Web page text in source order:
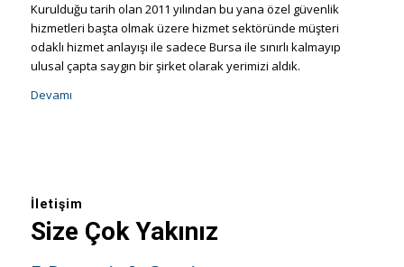
Kurulduğu tarih olan 2011 yılından bu yana özel güvenlik
hizmetleri başta olmak üzere hizmet sektöründe müşteri
odaklı hizmet anlayışı ile sadece Bursa ile sınırlı kalmayıp
ulusal çapta saygın bir şirket olarak yerimizi aldık.
Devamı
İletişim
Size Çok Yakınız